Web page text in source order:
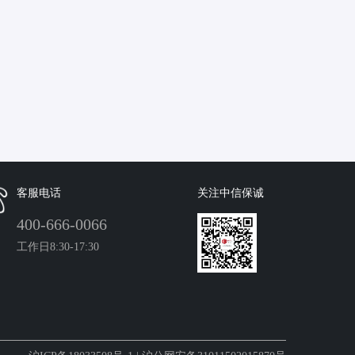
客服电话
400-666-0066
工作日8:30-17:30
关注中信保诚